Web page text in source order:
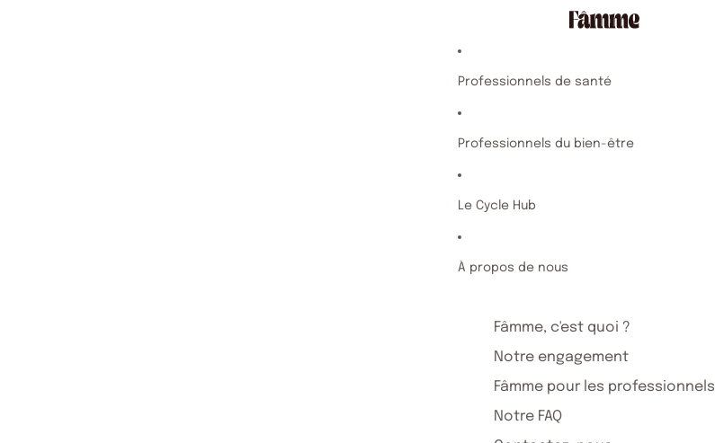
Professionnels de santé
Professionnels du bien-être
Le Cycle Hub
À propos de nous
Fâmme, c'est quoi ?
Notre engagement
Fâmme pour les professionnels
Notre FAQ